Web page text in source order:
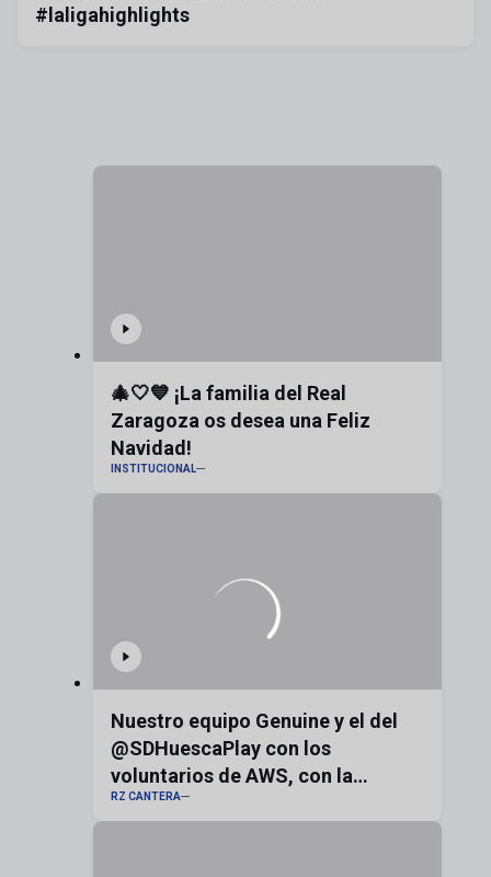
#laligahighlights
🎄🤍💙 ¡La familia del Real
Zaragoza os desea una Feliz
Navidad!
INSTITUCIONAL
Nuestro equipo Genuine y el del
@SDHuescaPlay con los
voluntarios de AWS, con la
bandera de Aragón
RZ CANTERA